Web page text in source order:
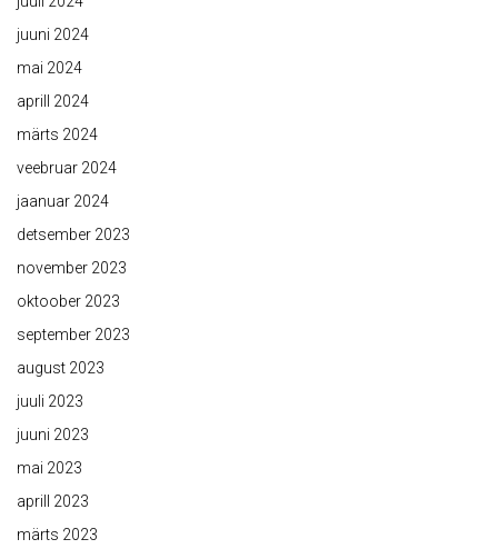
juuni 2024
mai 2024
aprill 2024
märts 2024
veebruar 2024
jaanuar 2024
detsember 2023
november 2023
oktoober 2023
september 2023
august 2023
juuli 2023
juuni 2023
mai 2023
aprill 2023
märts 2023